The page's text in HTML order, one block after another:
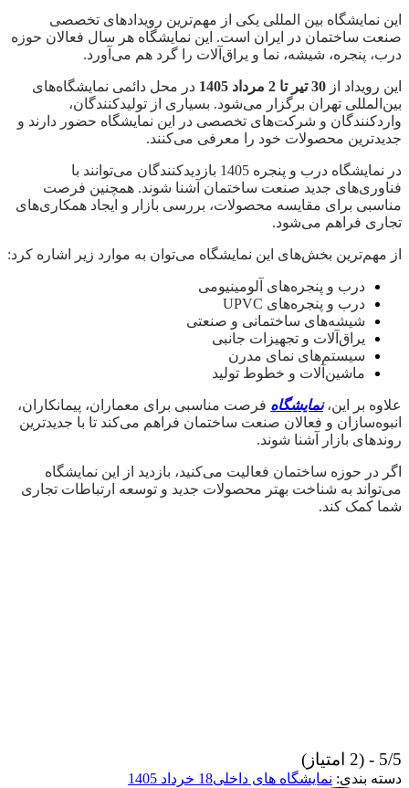
این نمایشگاه بین المللی یکی از مهم‌ترین رویدادهای تخصصی
صنعت ساختمان در ایران است. این نمایشگاه هر سال فعالان حوزه
درب، پنجره، شیشه، نما و یراق‌آلات را گرد هم می‌آورد.
این رویداد از 30 تیر تا 2 مرداد 1405
در محل دائمی نمایشگاه‌های
بین‌المللی تهران برگزار می‌شود. بسیاری از تولیدکنندگان،
واردکنندگان و شرکت‌های تخصصی در این نمایشگاه حضور دارند و
جدیدترین محصولات خود را معرفی می‌کنند.
در نمایشگاه درب و پنجره 1405 بازدیدکنندگان می‌توانند با
فناوری‌های جدید صنعت ساختمان آشنا شوند. همچنین فرصت
مناسبی برای مقایسه محصولات، بررسی بازار و ایجاد همکاری‌های
تجاری فراهم می‌شود.
از مهم‌ترین بخش‌های این نمایشگاه می‌توان به موارد زیر اشاره کرد:
درب و پنجره‌های آلومینیومی
درب و پنجره‌های UPVC
شیشه‌های ساختمانی و صنعتی
یراق‌آلات و تجهیزات جانبی
سیستم‌های نمای مدرن
ماشین‌آلات و خطوط تولید
علاوه بر این،نمایشگاه فرصت مناسبی برای معماران، پیمانکاران،
انبوه‌سازان و فعالان صنعت ساختمان فراهم می‌کند تا با جدیدترین
روندهای بازار آشنا شوند.
اگر در حوزه ساختمان فعالیت می‌کنید، بازدید از این نمایشگاه
می‌تواند به شناخت بهتر محصولات جدید و توسعه ارتباطات تجاری
شما کمک کند.
5/5 - (2 امتیاز)
دسته بندی: نمایشگاه های داخلی18 خرداد 1405